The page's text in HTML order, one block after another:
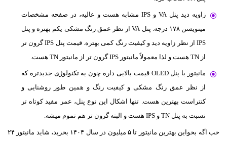
زاویه دید پنل VA و IPS مشابه هست و عالیه، در صفحه مشخصات
مینویسن ۱۷۸ درجه. پنل VA از نظر عمق رنگ مشکی یکم بهتره و پنل
IPS از نظر زاویه دید و کیفیت رنگ کمی بهتره. قیمت پنل IPS گرون تر
از TN هست و لذا معمولاً مانیتور IPS گرون تر از مانیتور TN هست.
مانیتور با پنل OLED قیمت بالایی داره چون یه تکنولوژی جدیدتره که
از نظر عمق رنگ مشکی و کیفیت رنگ و همین طور روشنایی و
کنتراست بهترین هست. تنها اشکال این نوع پنل، عمر مفید کوتاه تر
نسبت به پنل TN و IPS هست و البته گرون تر هم تموم میشه.
خب اگه بخواین بهترین مانیتور تا ۵ میلیون در سال ۱۴۰۴ بخرید، شاید مانیتور ۲۴